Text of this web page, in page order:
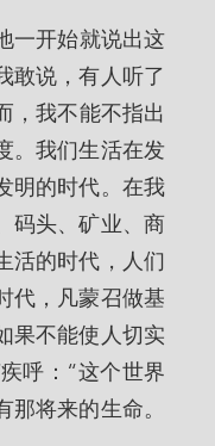
敢说，有人听了
，我不能不指出
。我们生活在发
明的时代。在我
码头、矿业、商
活的时代，人们
代，凡蒙召做基
果不能使人切实
呼：“这个世界
将来的生命。